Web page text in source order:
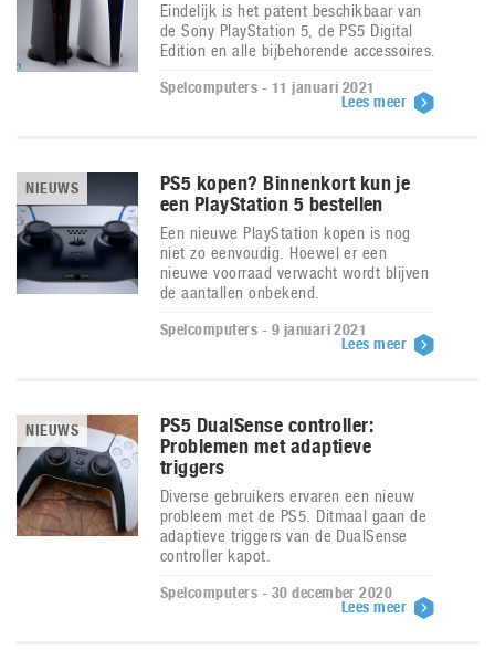
Eindelijk is het patent beschikbaar van
de Sony PlayStation 5, de PS5 Digital
Edition en alle bijbehorende accessoires.
Spelcomputers - 11 januari 2021
Lees meer
NIEUWS
PS5 kopen? Binnenkort kun je
een PlayStation 5 bestellen
Een nieuwe PlayStation kopen is nog
niet zo eenvoudig. Hoewel er een
nieuwe voorraad verwacht wordt blijven
de aantallen onbekend.
Spelcomputers - 9 januari 2021
Lees meer
NIEUWS
PS5 DualSense controller:
Problemen met adaptieve
triggers
Diverse gebruikers ervaren een nieuw
probleem met de PS5. Ditmaal gaan de
adaptieve triggers van de DualSense
controller kapot.
Spelcomputers - 30 december 2020
Lees meer